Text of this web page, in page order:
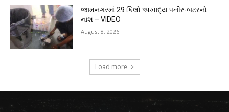
જામનગરમાં 29 કિલો અખાદ્ય પનીર-બટરનો
નાશ – VIDEO
August 8, 2026
Load more